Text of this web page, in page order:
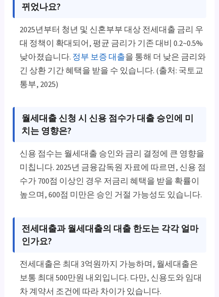
뀌었나요?
2025년부터 청년 및 신혼부부 대상 전세대출 금리 우
대 정책이 확대되어, 평균 금리가 기존 대비 0.2~0.5%
낮아졌습니다. 정부 보증 대출을 통해 더 낮은 금리와
긴 상환 기간 혜택을 받을 수 있습니다. (출처: 국토교
통부, 2025)
월세대출 신청 시 신용 점수가 대출 승인에 미
치는 영향은?
신용 점수는 월세대출 승인와 금리 결정에 큰 영향을
미칩니다. 2025년 금융감독원 자료에 따르면, 신용 점
수가 700점 이상인 경우 저금리 혜택을 받을 확률이
높으며, 600점 미만은 승인 거절 가능성도 있습니다.
전세대출과 월세대출의 대출 한도는 각각 얼마
인가요?
전세대출은 최대 3억원까지 가능하며, 월세대출은
보통 최대 500만원 내외입니다. 다만, 신용도와 임대
차 계약서 조건에 따라 차이가 있습니다.